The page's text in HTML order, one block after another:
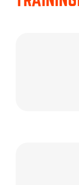
Anne-Sophie,
Bart, Bas,